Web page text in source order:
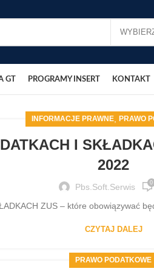
GT PROGRAMY INSERT KONTAKT
INFORMACJE PRAWNE PRAWO
I
2022
Pbs.soft.serwis 0
ZUS – które obowiązywać
CZYTAJ DALEJ
PRAWO PODATKOWE